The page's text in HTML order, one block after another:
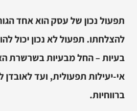
תפעול נכון של עסק הוא אחד
להצלחתו. תפעול לא נכון יכול
בעיות – החל מבעיות בשרשרת
אי-יעילות תפעולית, ועד לאובדן
ברווחיות.